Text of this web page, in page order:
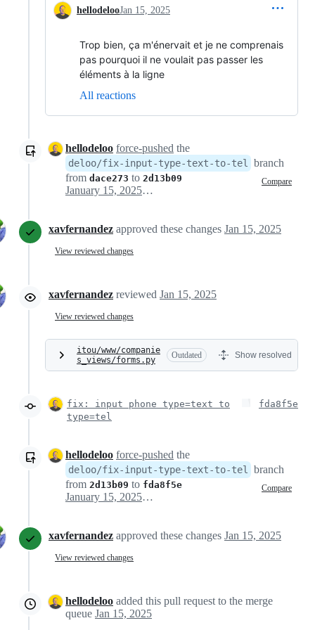
hellodelooJan 15, 2025
Trop bien, ça m'énervait et je ne comprenais
pas pourquoi il ne voulait pas passer les
éléments à la ligne
All reactions
hellodeloo force-pushed the
deloo/fix-input-type-text-to-tel
branch
from dace273 to 2d13b09 Compare
January 15, 2025 08:11
xavfernandez approved these changes Jan 15, 2025
View reviewed changes
xavfernandez reviewed Jan 15, 2025
View reviewed changes
itou/www/companie
s_views/forms.py
Outdated Show resolved
fix: input phone type=text to
type=tel
fda8f5e
hellodeloo force-pushed the
deloo/fix-input-type-text-to-tel
branch
from 2d13b09 to fda8f5e Compare
January 15, 2025 08:22
xavfernandez approved these changes Jan 15, 2025
View reviewed changes
hellodeloo added this pull request to the merge
queue Jan 15, 2025